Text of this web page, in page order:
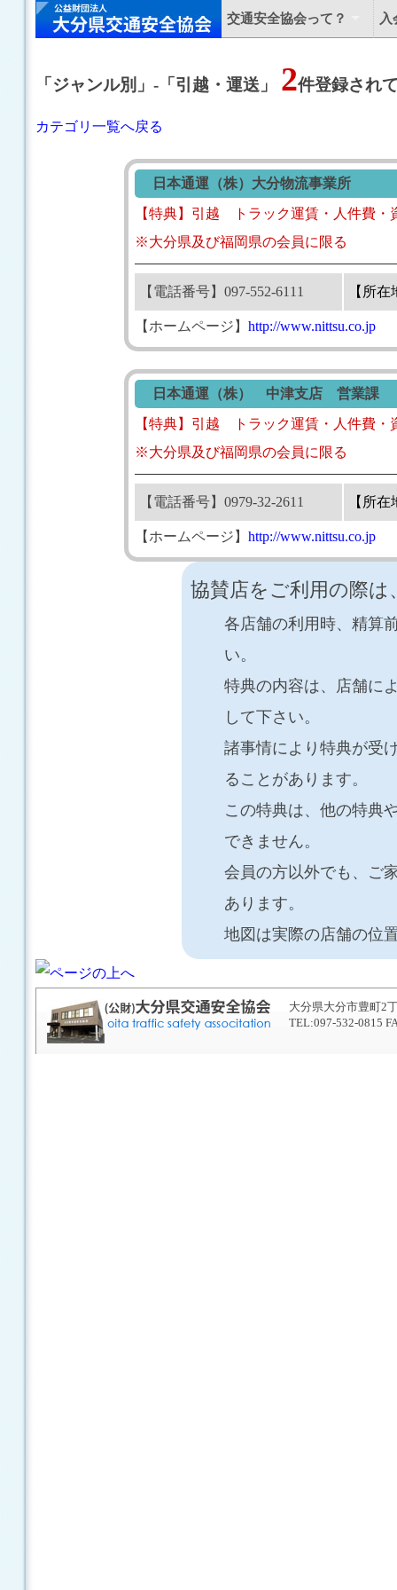
交通安全協会って？
「ジャンル別」 - 「引越・運送」 2件登録され
カテゴリ一覧へ戻る
日本通運（株）大分物流事業所
【特典】引越 トラック運賃・人件費・
※大分県及び福岡県の会員に限る
【電話番号】097-552-6111 【所在
【ホームページ】 http://www.nittsu.co.jp
日本通運（株） 中津支店 営業課
【特典】引越 トラック運賃・人件費・
※大分県及び福岡県の会員に限る
【電話番号】0979-32-2611 【所在
【ホームページ】 http://www.nittsu.co.jp
協賛店をご利用の際
各店舗の利用時、精算
い。
特典の内容は、店舗に
して下さい。
諸事情により特典が受
ることがあります。
この特典は、他の特典
できません。
会員の方以外でも、ご
あります。
地図は実際の店舗の位
大分県大分市豊町2
TEL:097-532-0815